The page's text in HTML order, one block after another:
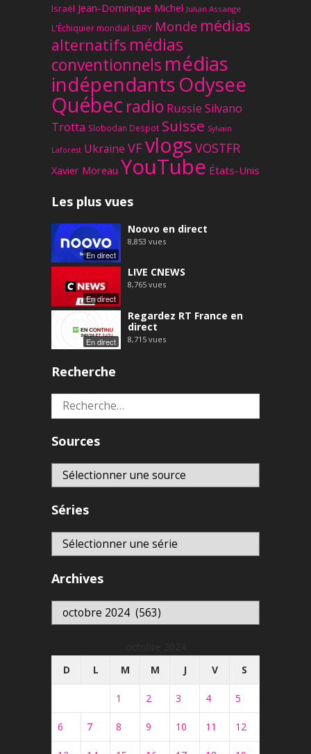
Israël Jean-Dominique Michel Julian Assange
L'Échiquier mondial LBRY Monde médias
alternatifs médias
conventionnels médias
indépendantsOdysee
Québec radio Russie Silvano
Trotta Slobodan Despot Suisse Sylvain
Laforest Ukraine VFvlogs VOSTFR
Xavier Moreau YouTube États-Unis
Les plus vues
En direct
Noovo en direct
8,853 vues
En direct
LIVE CNEWS
8,765 vues
En direct
Regardez RT France en
direct
8,715 vues
Recherche
Rechercher :
Sources
Séries
Archives
Archives
D
L M M J V S
1 2 3 4 5
6 7 8 9 10 11 12